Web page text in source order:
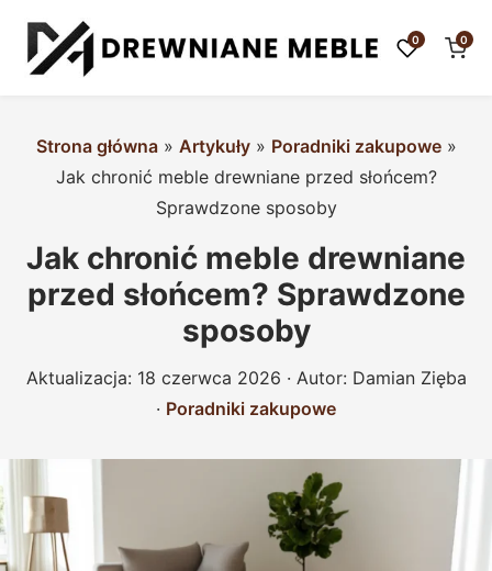
0 0
Strona główna» Artykuły» Poradniki zakupowe»
Jak chronić meble drewniane przed słońcem?
Sprawdzone sposoby
Jak chronić meble drewniane
przed słońcem? Sprawdzone
sposoby
Aktualizacja: 18 czerwca 2026 · Autor: Damian Zięba
· Poradniki zakupowe